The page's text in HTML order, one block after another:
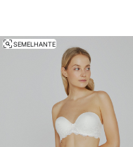
SEMELHANTE